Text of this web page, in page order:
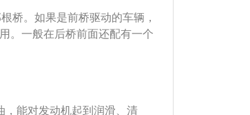
滑；4、GL-5的性能水平最
传动轴和手动变速箱的润滑；
桥。如果是前桥驱动的车辆，
。一般在后桥前面还配有一个
子将后轮内衬上的卡扣取
振器上固定螺丝拆除，松开
侧的减振器拆卸；5、使用千
，能对发动机起到润滑、清